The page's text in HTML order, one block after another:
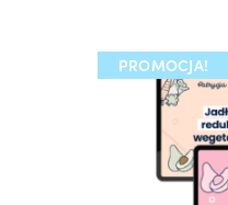
PROMOCJA!